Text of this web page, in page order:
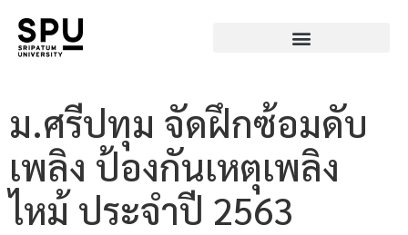
ม.ศรีปทุม จัดฝึกซ้อมดับ
เพลิง ป้องกันเหตุเพลิง
ไหม้ ประจำปี 2563